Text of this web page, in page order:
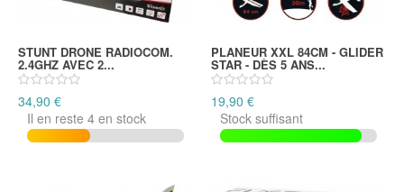
STUNT DRONE RADIOCOM.
2.4GHZ AVEC 2...
34,90 €
Il en reste 4 en stock
PLANEUR XXL 84CM - GLIDER
STAR - DÈS 5 ANS...
19,90 €
Stock suffisant